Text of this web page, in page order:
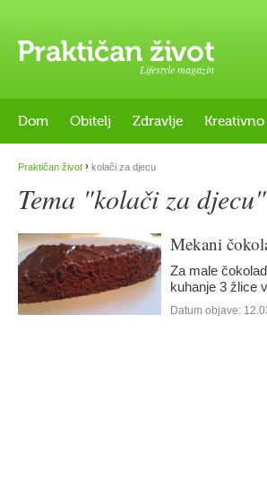
Lifestyle magazin
Dom Obitelj Zdravlje Kreativno
Praktičan život › kolači za djecu
Tema "kolači za djecu"
Mekani
Za male
kuhanje 3 žlice
Datum objave: